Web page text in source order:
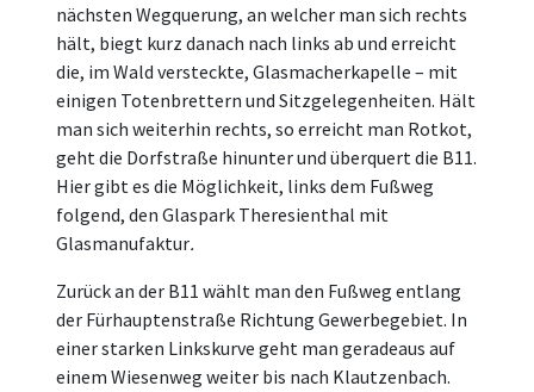
nächsten Wegquerung, an welcher man sich rechts
hält, biegt kurz danach nach links ab und erreicht
die, im Wald versteckte, Glasmacherkapelle – mit
einigen Totenbrettern und Sitzgelegenheiten. Hält
man sich weiterhin rechts, so erreicht man Rotkot,
geht die Dorfstraße hinunter und überquert die B11.
Hier gibt es die Möglichkeit, links dem Fußweg
folgend, den Glaspark Theresienthal mit
Glasmanufaktur.
Zurück an der B11 wählt man den Fußweg entlang
der Fürhauptenstraße Richtung Gewerbegebiet. In
einer starken Linkskurve geht man geradeaus auf
einem Wiesenweg weiter bis nach Klautzenbach.